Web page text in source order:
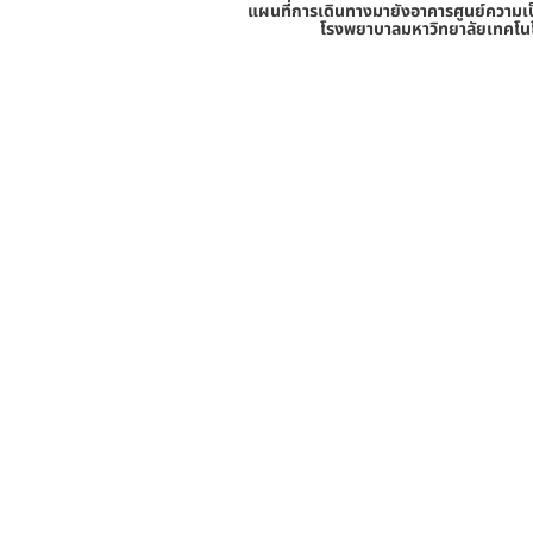
แผนที่การเดินทางมายังอาคารศูนย์ความ
โรงพยาบาลมหาวิทยาลัยเทคโ